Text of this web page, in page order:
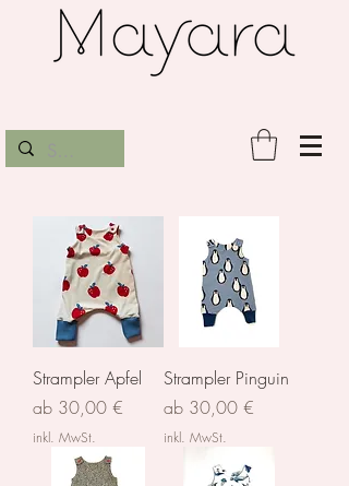
Strampler Apfel
ab 30,00 €
Sale-Preis
inkl. MwSt.
Strampler Pinguin
ab 30,00 €
Sale-Preis
inkl. MwSt.